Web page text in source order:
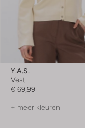
Y.a.s.
Vest
€ 69,99
+ meer kleuren